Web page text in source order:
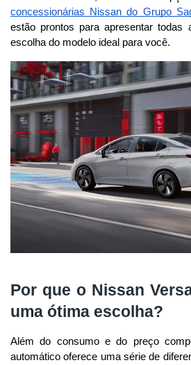
concessionárias Nissan do Grupo
estão prontos para apresentar todas
escolha do modelo ideal para você.
Por que o Nissan
uma ótima escolha?
Além do consumo e do preço
automático oferece uma série de